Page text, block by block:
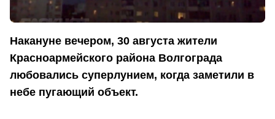
Накануне вечером, 30 августа жители
Красноармейского района Волгограда
любовались суперлунием, когда заметили в
небе пугающий объект.